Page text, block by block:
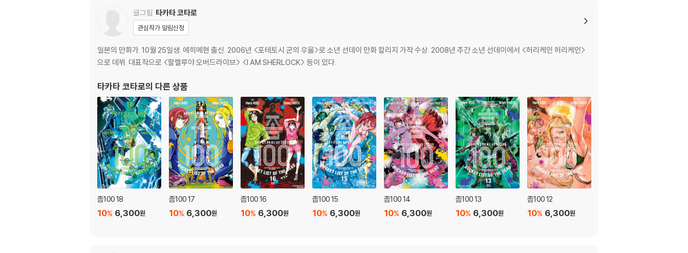
글그림 타카타 코타로
관심작가 알림신청
일본의 만화가. 10월 25일생. 에히메현 출신. 2006년 <포테토시 군의 우울>로 소년 선데이 만화 칼리지 가작 수상. 2008년 주간 소년 선데이에서 <허리케인 허리케인>
으로 데뷔. 대표작으로 <할렐루야 오버드라이브> <I AM SHERLOCK> 등이 있다.
타카타 코타로의 다른 상품
좀100 18
6,300원
10%
좀100 17
6,300원
10%
좀100 16
6,300원
10%
좀100 15
6,300원
10%
좀100 14
6,300원
10%
좀100 13
6,300원
10%
좀100 12
6,300원
10%